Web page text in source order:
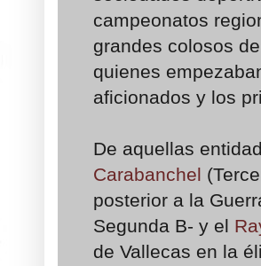
campeonatos
grandes colosos
quienes
aficionados y los
De aquellas
Carabanchel
posterior a la
Segunda B- y el
de Vallecas en la